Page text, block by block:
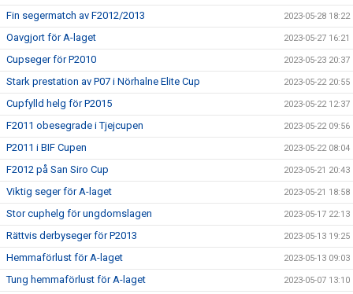
Fin segermatch av F2012/2013 2023-05-28 18:22
Oavgjort för A-laget 2023-05-27 16:21
Cupseger för P2010 2023-05-23 20:37
Stark prestation av P07 i Nörhalne Elite Cup 2023-05-22 20:55
Cupfylld helg för P2015 2023-05-22 12:37
F2011 obesegrade i Tjejcupen 2023-05-22 09:56
P2011 i BIF Cupen 2023-05-22 08:04
F2012 på San Siro Cup 2023-05-21 20:43
Viktig seger för A-laget 2023-05-21 18:58
Stor cuphelg för ungdomslagen 2023-05-17 22:13
Rättvis derbyseger för P2013 2023-05-13 19:25
Hemmaförlust för A-laget 2023-05-13 09:03
Tung hemmaförlust för A-laget 2023-05-07 13:10